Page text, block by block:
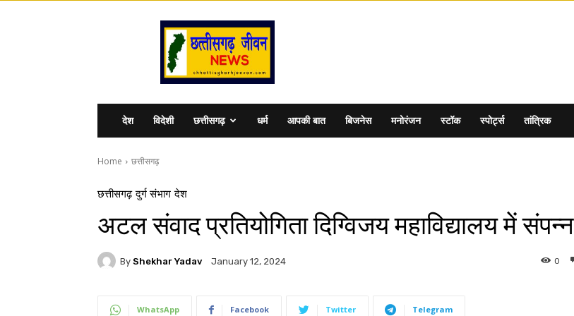
Chhattisgharhjeevan
देश विदेशी छत्तीसगढ़ धर्म आपकी बात बिजनेस मनोरंजन स्टॉक स्पोर्ट्स तांत्रिक
Home छत्तीसगढ़
छत्तीसगढ़ दुर्ग संभाग देश
अटल संवाद प्रतियोगिता दिग्विजय महाविद्यालय में संपन्न
By Shekhar Yadav January 12, 2024 0
WhatsApp Facebook Twitter Telegram